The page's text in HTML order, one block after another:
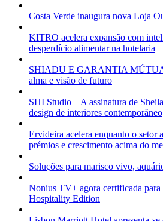
Costa Verde inaugura nova Loja
KITRO acelera expansão com
desperdício alimentar na hotelaria
SHIADU E GARANTIA MÚTUA
alma e visão de futuro
SHI Studio – A assinatura de
design de interiores contemporâneo
Ervideira acelera enquanto o
prémios e crescimento acima do
Soluções para marisco vivo,
Nonius TV+ agora certificada para
Hospitality Edition